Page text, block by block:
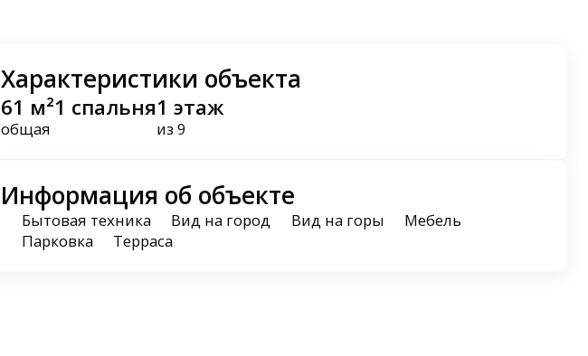
Характеристики объекта
61 м²
общая
1 спальня1 этаж
из 9
Информация об объекте
Бытовая техника Вид на город Вид на горы
Мебель
Парковка
Терраса